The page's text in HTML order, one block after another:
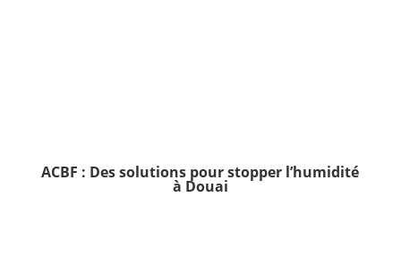
ACBF : Des solutions pour stopper l’humidité
à Douai